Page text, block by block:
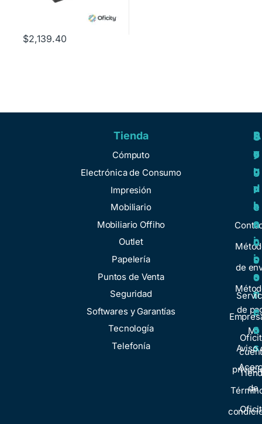
$2,139.40
Tienda
Cómputo
Electrónica de Consumo
Impresión
Mobiliario
Mobiliario Offiho
Outlet
Papelería
Puntos de Venta
Seguridad
Softwares y Garantías
Tecnología
Telefonía
A
y
u
d
a
de
de
Mi
S
o
b
r
e
n
o
s
o
t
r
o
s
de
R
e
g
u
l
a
c
i
o
n
e
s
Aviso
S
e
r
v
i
c
i
o
s